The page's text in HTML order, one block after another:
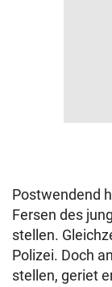
Postwendend
Fersen des
stellen.
Polizei. Doch
stellen, geriet